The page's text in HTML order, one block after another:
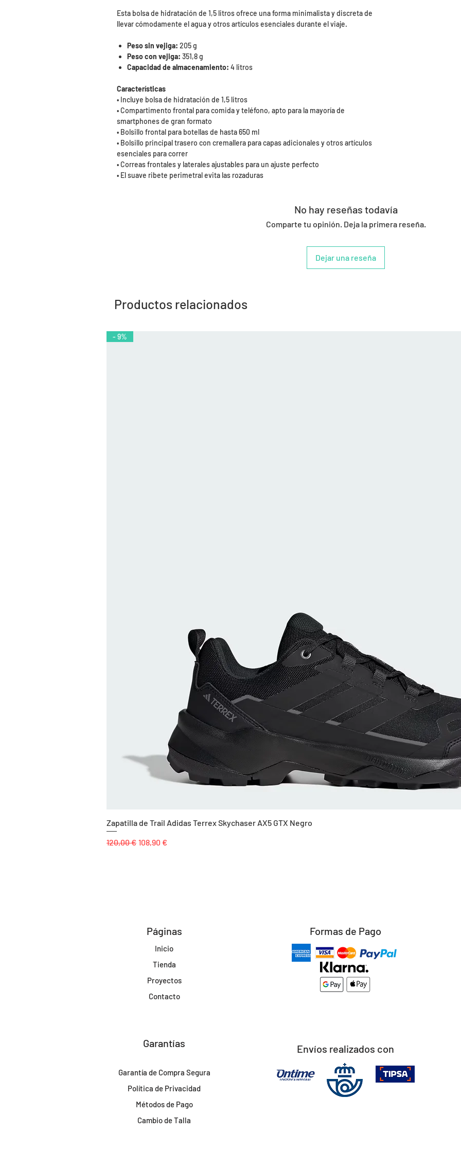
Esta bolsa de hidratación de 1,5 litros ofrece una forma minimalista y discreta de
llevar cómodamente el agua y otros artículos esenciales durante el viaje.
Peso sin vejiga: 205 g
Peso con vejiga: 351,8 g
Capacidad de almacenamiento: 4 litros
Características
• Incluye bolsa de hidratación de 1,5 litros
• Compartimento frontal para comida y teléfono, apto para la mayoría de
smartphones de gran formato
• Bolsillo frontal para botellas de hasta 650 ml
• Bolsillo principal trasero con cremallera para capas adicionales y otros artículos
esenciales para correr
• Correas frontales y laterales ajustables para un ajuste perfecto
• El suave ribete perimetral evita las rozaduras
No hay reseñas todavía
Comparte tu opinión. Deja la primera reseña.
Dejar una reseña
Productos relacionados
- 9%
Zapatilla de Trail Adidas Terrex Skychaser AX5 GTX Negro
Precio
120,00 € Precio de oferta
108,90 €
Páginas
Inicio
Tienda
Proyectos
Contacto
Garantías
Garantía de Compra Segura
Política de Privacidad
Métodos de Pago
Cambio de Talla
Formas de Pago
Envíos realizados con